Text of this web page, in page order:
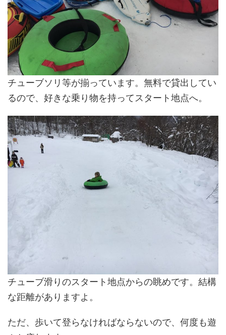
チューブソリ等が揃っています。無料で貸出してい
るので、好きな乗り物を持ってスタート地点へ。
チューブ滑りのスタート地点からの眺めです。結構
な距離がありますよ。
ただ、歩いて登らなければならないので、何度も遊